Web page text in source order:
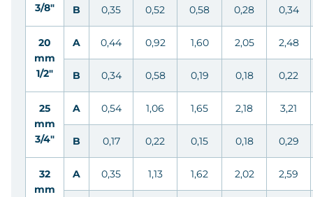
3/8"
B 0,35 0,52 0,58 0,28 0,34
20
mm
1/2"
A 0,44 0,92 1,60 2,05 2,48
B 0,34 0,58 0,19 0,18 0,22
25
mm
3/4"
A 0,54 1,06 1,65 2,18 3,21
B 0,17 0,22 0,15 0,18 0,29
32
mm
A 0,35 1,13 1,62 2,02 2,59